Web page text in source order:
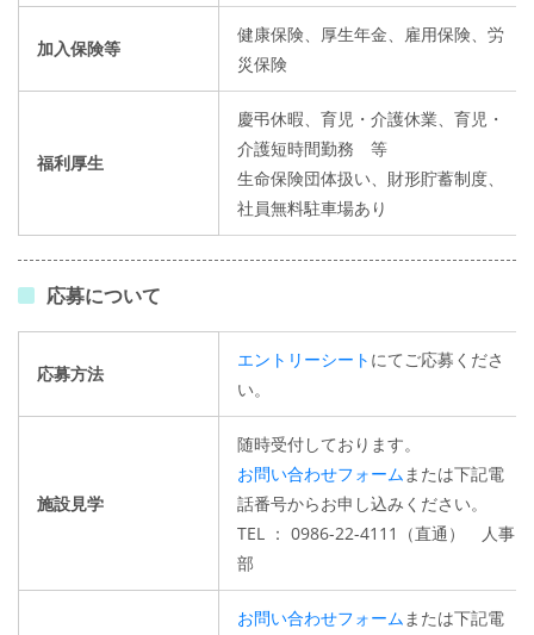
加入保険等
健康保険、厚生年金、雇用保険、労
災保険
福利厚生
慶弔休暇、育児・介護休業、育児・
介護短時間勤務 等
生命保険団体扱い、財形貯蓄制度、
社員無料駐車場あり
応募について
応募方法
エントリーシート にてご応募くださ
い。
施設見学
随時受付しております。
お問い合わせフォームまたは下記電
話番号からお申し込みください。
TEL ： 0986-22-4111（直通） 人事
部
お問い合わせフォームまたは下記電